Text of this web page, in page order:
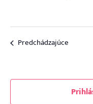
PredchádzajúceUdalosti